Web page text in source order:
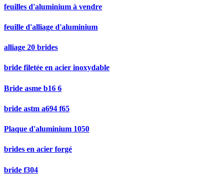
feuilles d'aluminium à vendre
feuille d'alliage d'aluminium
alliage 20 brides
bride filetée en acier inoxydable
Bride asme b16 6
bride astm a694 f65
Plaque d'aluminium 1050
brides en acier forgé
bride f304